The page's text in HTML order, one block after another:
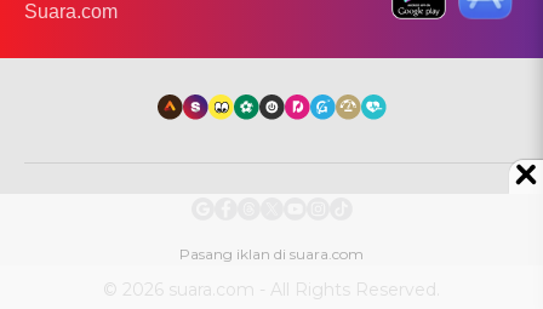
Suara.com
© 2026 suara.com - All Rights Reserved.